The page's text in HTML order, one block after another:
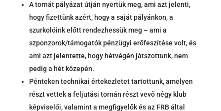
A tornát pályázat útján nyertük meg, ami azt jelenti,
hogy fizettünk azért, hogy a saját pályánkon, a
szurkolóink előtt rendezhessük meg – ami a
szponzorok/támogatók pénzügyi erőfeszítése volt, és
ami azt jelentette, hogy hétvégén játszottunk, nem
pedig a hét közepén.
Pénteken technikai értekezletet tartottunk, amelyen
részt vettek a feljutási tornán részt vevő négy klub
képviselői, valamint a megfigyelők és az FRB által